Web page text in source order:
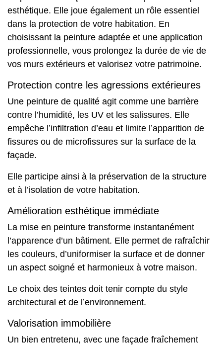
esthétique. Elle joue également un rôle essentiel
dans la protection de votre habitation. En
choisissant la peinture adaptée et une application
professionnelle, vous prolongez la durée de vie de
vos murs extérieurs et valorisez votre patrimoine.
Protection contre les agressions extérieures
Une peinture de qualité agit comme une barrière
contre l’humidité, les UV et les salissures. Elle
empêche l’infiltration d’eau et limite l’apparition de
fissures ou de microfissures sur la surface de la
façade.
Elle participe ainsi à la préservation de la structure
et à l’isolation de votre habitation.
Amélioration esthétique immédiate
La mise en peinture transforme instantanément
l’apparence d’un bâtiment. Elle permet de rafraîchir
les couleurs, d’uniformiser la surface et de donner
un aspect soigné et harmonieux à votre maison.
Le choix des teintes doit tenir compte du style
architectural et de l’environnement.
Valorisation immobilière
Un bien entretenu, avec une façade fraîchement